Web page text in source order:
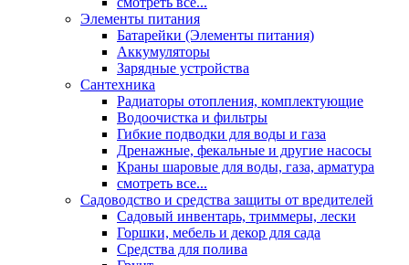
Элементы питания
Батарейки (Элементы питания)
Аккумуляторы
Зарядные устройства
Сантехника
Радиаторы отопления, комплектующие
Водоочистка и фильтры
Гибкие подводки для воды и газа
Дренажные, фекальные и другие насосы
Краны шаровые для воды, газа, арматура
смотреть все...
Садоводство и средства защиты от вредителей
Садовый инвентарь, триммеры, лески
Горшки, мебель и декор для сада
Средства для полива